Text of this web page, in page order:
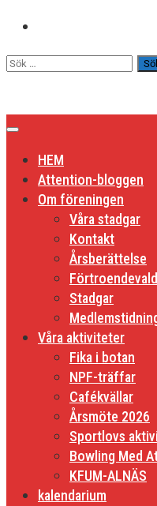
Hoppa
innehåll
Sök
HEM
Attention-bloggen
Om föreningen
Våra stadgar
Kontakt
Årsberättelse
Stadgar
Våra aktiviteter
Fika i botan
NPF-träffar
Cafékvällar
Årsmöte 2026
Sportlovs
Bowling Med
KFUM-ALNÄS
kalendarium